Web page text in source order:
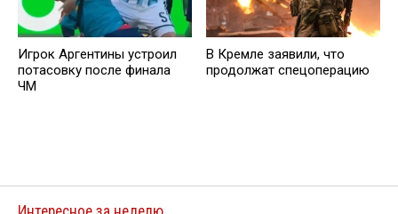
Игрок Аргентины устроил
потасовку после финала
ЧМ
В Кремле заявили, что
продолжат спецоперацию